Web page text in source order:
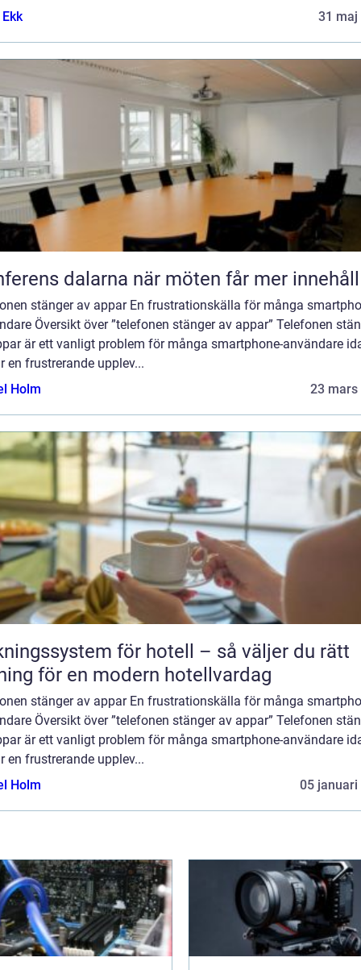
31 maj
Konferens dalarna när möten får mer innehåll
stänger av appar En frustrationskälla för många
Översikt över ”telefonen stänger av appar” Telefonen
är ett vanligt problem för många smartphone-användare
en frustrerande upplev...
Holm
23 mars
för hotell – så väljer du rätt
för en modern hotellvardag
stänger av appar En frustrationskälla för många
Översikt över ”telefonen stänger av appar” Telefonen
är ett vanligt problem för många smartphone-användare
en frustrerande upplev...
Holm
05 januari